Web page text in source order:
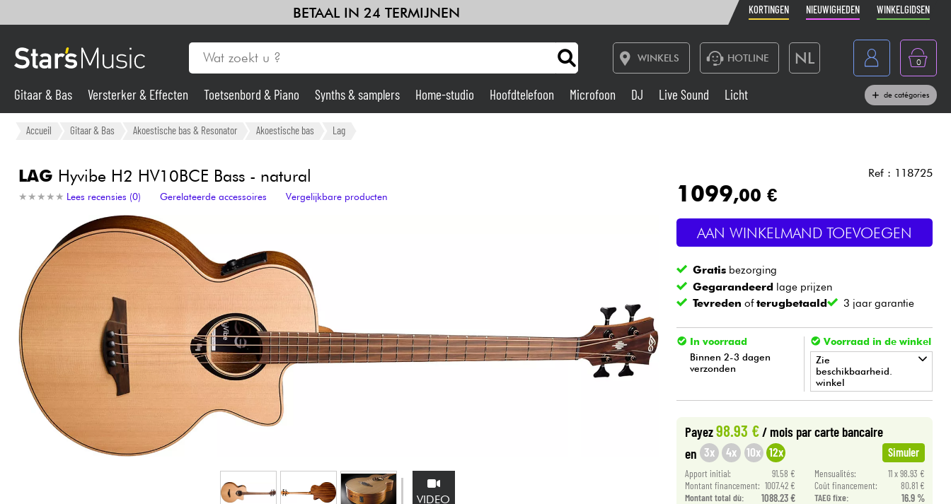
BETAAL IN 24 TERMIJNEN KORTINGEN NIEUWIGHEDEN WINKELGIDSEN
WINKELS HOTLINE NL
France
Belgique
Deutschland
0
Gitaar & Bas
Synths & samplers
Live Sound
Licht Blaasinstrument
Kabels & toebehoren
Bekijk onze merken
Gitaar & Bas Versterker & Effecten Toetsenbord & Piano Synths & samplers Home-studio Hoofdtelefoon Microfoon DJ Live Sound Licht de catégories
Accueil Gitaar & Bas Akoestische bas & Resonator Akoestische bas Lag
LAG Hyvibe H2 HV10BCE Bass - natural
★ ★ ★ ★ ★
★ ★ ★ ★ ★ Lees recensies (0) Gerelateerde accessoires Vergelijkbare producten
VIDEO
Ref : 118725
1099,00 €
AAN WINKELMAND TOEVOEGEN
Gratis bezorging
Gegarandeerd lage prijzen
Tevreden ofterugbetaald 3 jaar garantie
In voorraad
Binnen 2-3 dagen
verzonden
Voorraad in de winkel
Zie
beschikbaarheid.
winkel
• TOULOUSE
Payez98.93 €/ mois par carte bancaire
en 3x 4x 10x 12x Simuler
Apport initial: 91.58 € Mensualités:
11 x 98.93 €
Montant financement: 1007.42 € Coût financement:
80.81 €
Montant total dù:
1088.23 € TAEG fixe: 16.9 %